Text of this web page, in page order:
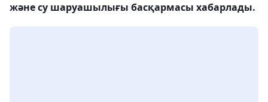
және су шаруашылығы басқармасы хабарлады.